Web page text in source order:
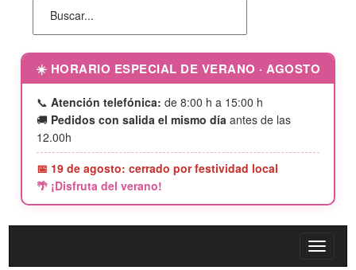
☀️ HORARIO ESPECIAL DE VERANO · AGOSTO
📞Atención telefónica: de 8:00 h a 15:00 h
🚚 Pedidos con salida el mismo día antes de las
12.00h
📅 19 de agosto: cerrado por festividad local
🌴 ¡Disfruta del verano!